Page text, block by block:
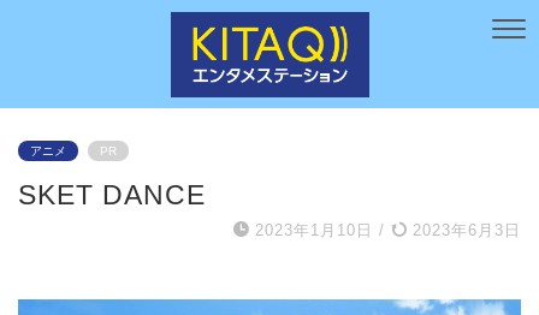
アニメ PR
SKET DANCE
2023年1月10日 / 2023年6月3日